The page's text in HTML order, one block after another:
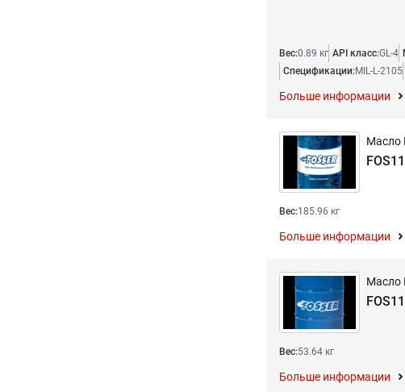
Вес:0.89 кг API класс:GL-4
Спецификации:MIL-L-2105
Больше информации
Масло
Вес:185.96 кг
Больше информации
Масло
Вес:53.64 кг
Больше информации